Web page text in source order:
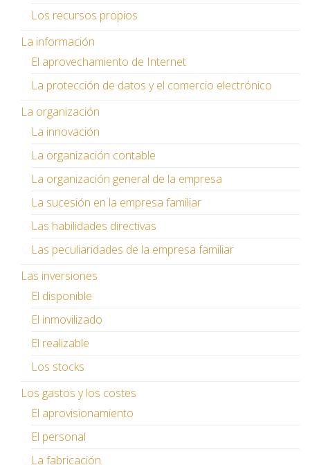
Los recursos propios
La información
El aprovechamiento de Internet
La protección de datos y el comercio electrónico
La organización
La innovación
La organización contable
La organización general de la empresa
La sucesión en la empresa familiar
Las habilidades directivas
Las peculiaridades de la empresa familiar
Las inversiones
El disponible
El inmovilizado
El realizable
Los stocks
Los gastos y los costes
El aprovisionamiento
El personal
La fabricación